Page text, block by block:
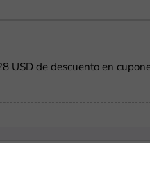
USD de descuento en